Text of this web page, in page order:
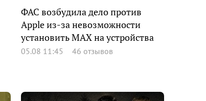
ФАС возбудила дело против
Apple из-за невозможности
установить MAX на устройства
05.08 11:45 46 отзывов